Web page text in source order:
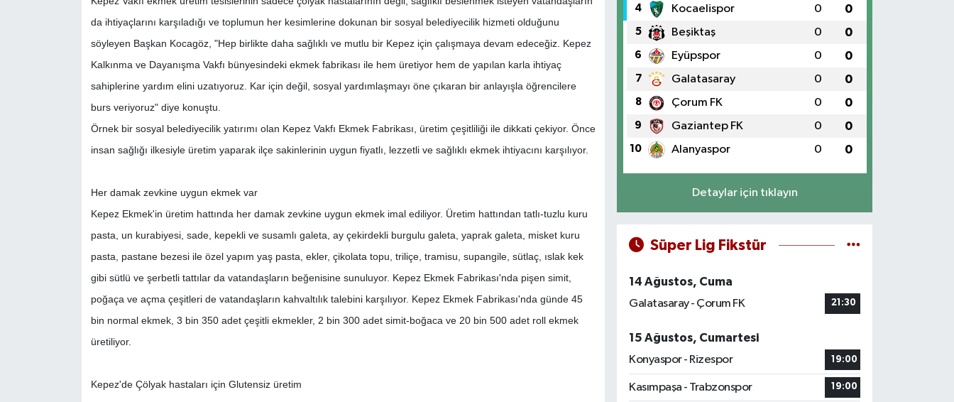
da ihtiyaçlarını karşıladığı ve toplumun her kesimlerine dokunan bir sosyal belediyecilik hizmeti olduğunu
söyleyen Başkan Kocagöz, "Hep birlikte daha sağlıklı ve mutlu bir Kepez için çalışmaya devam edeceğiz. Kepez
Kalkınma ve Dayanışma Vakfı bünyesindeki ekmek fabrikası ile hem üretiyor hem de yapılan karla ihtiyaç
sahiplerine yardım elini uzatıyoruz. Kar için değil, sosyal yardımlaşmayı öne çıkaran bir anlayışla öğrencilere
burs veriyoruz" diye konuştu.
Örnek bir sosyal belediyecilik yatırımı olan Kepez Vakfı Ekmek Fabrikası, üretim çeşitliliği ile dikkati çekiyor. Önce
insan sağlığı ilkesiyle üretim yaparak ilçe sakinlerinin uygun fiyatlı, lezzetli ve sağlıklı ekmek ihtiyacını karşılıyor.
Her damak zevkine uygun ekmek var
Kepez Ekmek'in üretim hattında her damak zevkine uygun ekmek imal ediliyor. Üretim hattından tatlı-tuzlu kuru
pasta, un kurabiyesi, sade, kepekli ve susamlı galeta, ay çekirdekli burgulu galeta, yaprak galeta, misket kuru
pasta, pastane bezesi ile özel yapım yaş pasta, ekler, çikolata topu, triliçe, tramisu, supangile, sütlaç, ıslak kek
gibi sütlü ve şerbetli tattılar da vatandaşların beğenisine sunuluyor. Kepez Ekmek Fabrikası'nda pişen simit,
poğaça ve açma çeşitleri de vatandaşların kahvaltılık talebini karşılıyor. Kepez Ekmek Fabrikası'nda günde 45
bin normal ekmek, 3 bin 350 adet çeşitli ekmekler, 2 bin 300 adet simit-boğaca ve 20 bin 500 adet roll ekmek
üretiliyor.
Kepez'de Çölyak hastaları için Glutensiz üretim
4 Kocaelispor 0 0
5 Beşiktaş 0 0
6 Eyüpspor 0 0
7 Galatasaray 0 0
8 Çorum FK 0 0
9 Gaziantep FK 0 0
10 Alanyaspor 0 0
Detaylar için tıklayın
Süper Lig Fikstür
14 Ağustos, Cuma
Galatasaray - Çorum FK
21:30
15 Ağustos, Cumartesi
Konyaspor - Rizespor
19:00
Kasımpaşa - Trabzonspor 19:00